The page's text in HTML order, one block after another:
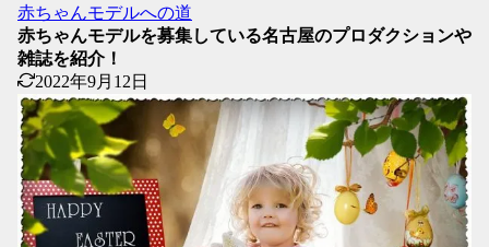
赤ちゃんモデルへの道
赤ちゃんモデルを募集している名古屋のプロダクションや
雑誌を紹介！
2022年9月12日